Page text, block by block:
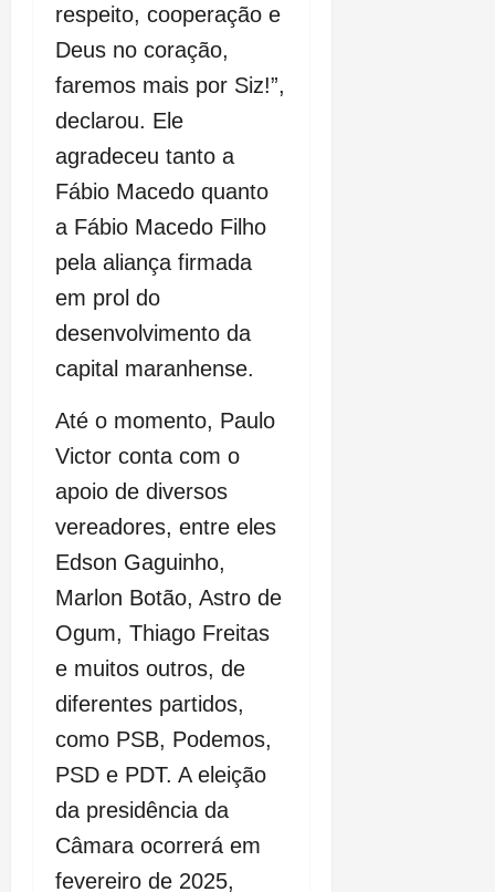
respeito, cooperação e
Deus no coração,
faremos mais por Siz!”,
declarou. Ele
agradeceu tanto a
Fábio Macedo quanto
a Fábio Macedo Filho
pela aliança firmada
em prol do
desenvolvimento da
capital maranhense.
Até o momento, Paulo
Victor conta com o
apoio de diversos
vereadores, entre eles
Edson Gaguinho,
Marlon Botão, Astro de
Ogum, Thiago Freitas
e muitos outros, de
diferentes partidos,
como PSB, Podemos,
PSD e PDT. A eleição
da presidência da
Câmara ocorrerá em
fevereiro de 2025,